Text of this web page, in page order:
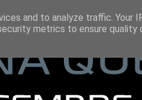
and to analyze traffic. Your
metrics to ensure quality